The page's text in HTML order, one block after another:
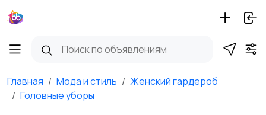
Главная Мода и стиль
Женский гардероб
Головные уборы